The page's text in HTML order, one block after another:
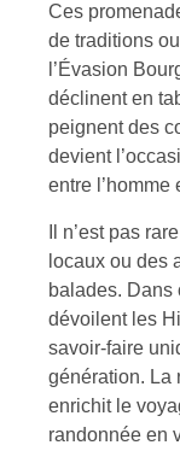
Ces
de traditions
l’Évasion
déclinent en
peignent des
devient
entre l’homme
Il n’est pas
locaux ou des
balades. Dans
dévoilent les
savoir-faire
génération. La
enrichit le
randonnée en